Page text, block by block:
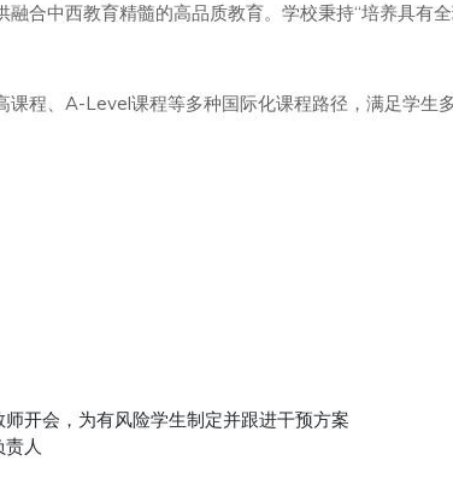
合中西教育精髓的高品质教育。学校秉持“培养具有
程、A-Level课程等多种国际化课程路径，满足学生
开会，为有风险学生制定并跟进干预方案
人